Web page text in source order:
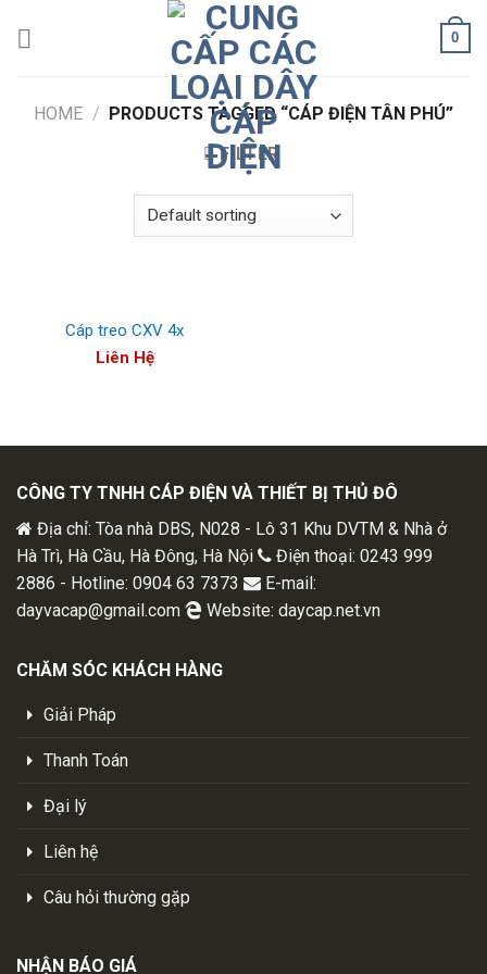
0
HOME / PRODUCTS TAGGED “CÁP ĐIỆN TÂN PHÚ”
FILTER
Cáp treo CXV 4x
Liên Hệ
CÔNG TY TNHH CÁP ĐIỆN VÀ THIẾT BỊ THỦ ĐÔ
Địa chỉ: Tòa nhà DBS, N028 - Lô 31 Khu DVTM & Nhà ở
Hà Trì, Hà Cầu, Hà Đông, Hà Nội
Điện thoại: 0243 999
2886 - Hotline: 0904 63 7373
E-mail:
dayvacap@gmail.com
Website: daycap.net.vn
CHĂM SÓC KHÁCH HÀNG
Giải Pháp
Thanh Toán
Đại lý
Liên hệ
Câu hỏi thường gặp
NHẬN BÁO GIÁ